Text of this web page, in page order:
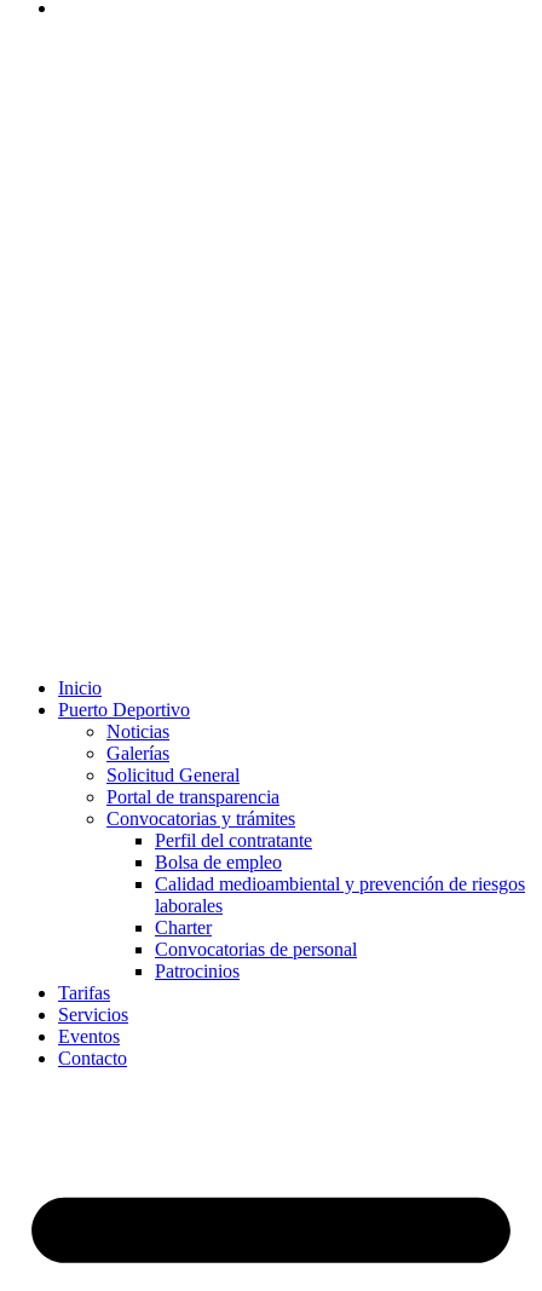
Inicio
Puerto Deportivo
Noticias
Galerías
Solicitud General
Portal de transparencia
Convocatorias y trámites
Perfil del contratante
Bolsa de empleo
Calidad medioambiental y prevención de riesgos
laborales
Charter
Convocatorias de personal
Patrocinios
Tarifas
Servicios
Eventos
Contacto